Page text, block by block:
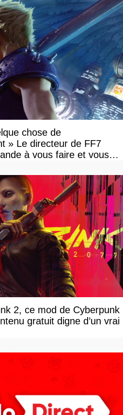
chose de
» Le directeur de FF7
à vous faire et vous
2, ce mod de Cyberpunk
gratuit digne d’un vrai